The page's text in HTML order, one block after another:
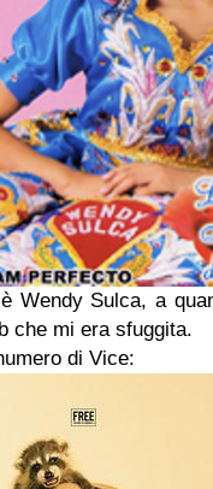
Wendy Sulca, a
che mi era sfuggita.
di Vice: